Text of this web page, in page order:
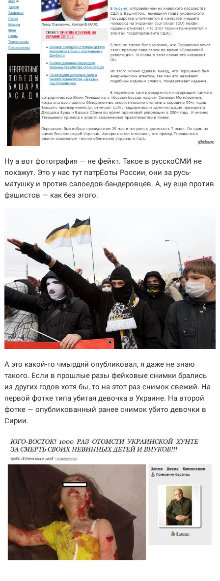
Ну а вот фотография — не фейкт. Такое в русскоСМИ не
покажут. Это у нас тут патрЕоты России, они за русь-
матушку и против салоедов-бандеровцев. А, ну еще против
фашистов — как без этого.
А это какой-то чмырдяй опубликовал, я даже не знаю
такого. Если в прошлые разы фейковые снимки брались
из других годов хотя бы, то на этот раз снимок свежий. На
первой фотке типа убитая девочка в Украине. На второй
фотке — опубликованный ранее снимок убито девочки в
Сирии.